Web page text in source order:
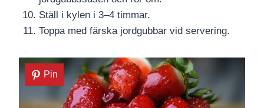
Ställ i kylen i 3–4 timmar.
Toppa med färska jordgubbar vid servering.
Pin